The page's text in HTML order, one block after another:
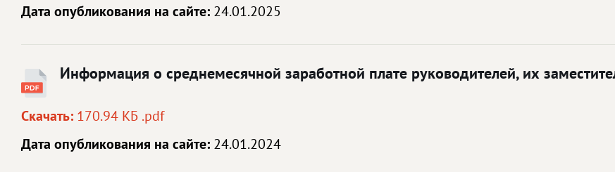
Дата опубликования на сайте: 24.01.2025
Информация о среднемесячной заработной плате руководителей, их
Скачать: 170.94 КБ .pdf
Дата опубликования на сайте: 24.01.2024